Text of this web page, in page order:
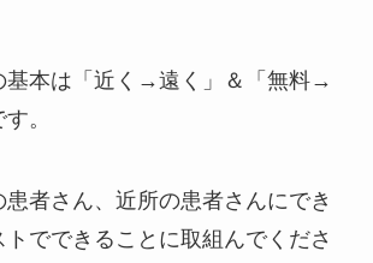
基本は「近く→遠く」＆「無料→
。
患者さん、近所の患者さんにでき
でできることに取組んでくださ